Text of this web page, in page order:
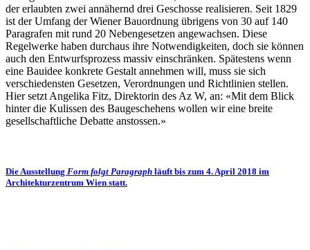
der erlaubten zwei annähernd drei Geschosse realisieren. Seit 1829
ist der Umfang der Wiener Bauordnung übrigens von 30 auf 140
Paragrafen mit rund 20 Nebengesetzen angewachsen. Diese
Regelwerke haben durchaus ihre Notwendigkeiten, doch sie können
auch den Entwurfsprozess massiv einschränken. Spätestens wenn
eine Bauidee konkrete Gestalt annehmen will, muss sie sich
verschiedensten Gesetzen, Verordnungen und Richtlinien stellen.
Hier setzt Angelika Fitz, Direktorin des Az W, an: «Mit dem Blick
hinter die Kulissen des Baugeschehens wollen wir eine breite
gesellschaftliche Debatte anstossen.»
Die Ausstellung Form folgt Paragraph läuft bis zum 4. April 2018 im
Architekturzentrum Wien statt.